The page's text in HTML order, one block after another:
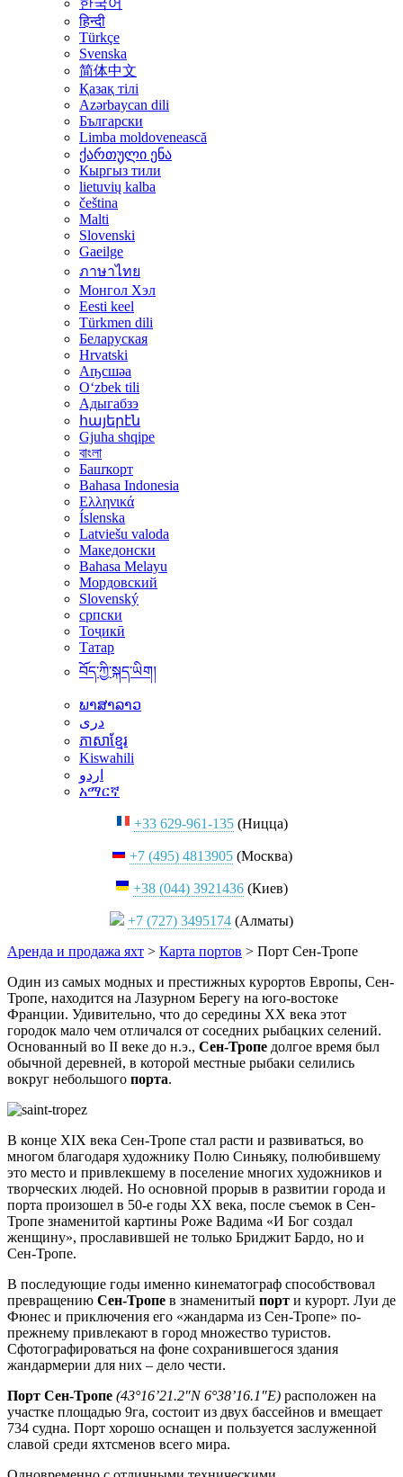
한국어
हिन्दी
Türkçe
Svenska
简体中文
Қазақ тілі
Azərbaycan dili
Български
Limba moldovenească
ქართული ენა
Кыргы́з тили
lietuvių kalba
čeština
Malti
Slovenski
Gaeilge
ภาษาไทย
Монгол Хэл
Eesti keel
Türkmen dili
Беларуская
Hrvatski
Аҧсшәа
Oʻzbek tili
Адыгабзэ
հայերէն
Gjuha shqipe
বাংলা
Башҡорт
Bahasa Indonesia
Ελληνικά
Íslenska
Latviešu valoda
Македонски
Bahasa Melayu
Мордовский
Slovenský
српски
Тоҷикӣ
Татар
བོད་ཀྱི་སྐད་ཡིག།
ພາສາລາວ
دری
ភាសាខ្មែរ
Kiswahili
اردو
አማርኛ
+33 629-961-135(Ницца)
+7 (495) 4813905(Москва)
+38 (044) 3921436 (Киев)
+7 (727) 3495174 (Алматы)
Аренда и продажа яхт > Карта портов > Порт Сен-Тропе
Один из самых модных и престижных курортов Европы, Сен-
Тропе, находится на Лазурном Берегу на юго-востоке
Франции. Удивительно, что до середины XX века этот
городок мало чем отличался от соседних рыбацких селений.
Основанный во II веке до н.э., Сен-Тропе долгое время был
обычной деревней, в которой местные рыбаки селились
вокруг небольшого порта.
В конце XIX века Сен-Тропе стал расти и развиваться, во
многом благодаря художнику Полю Синьяку, полюбившему
это место и привлекшему в поселение многих художников и
творческих людей. Но основной прорыв в развитии города и
порта произошел в 50-е годы XX века, после съемок в Сен-
Тропе знаменитой картины Роже Вадима «И Бог создал
женщину», прославившей не только Бриджит Бардо, но и
Сен-Тропе.
В последующие годы именно кинематограф способствовал
превращению Сен-Тропе в знаменитый порт и курорт. Луи де
Фюнес и приключения его «жандарма из Сен-Тропе» по-
прежнему привлекают в город множество туристов.
Сфотографироваться на фоне сохранившегося здания
жандармерии для них – дело чести.
Порт Сен-Тропе (43°16’21.2″N 6°38’16.1″E) расположен на
участке площадью 9га, состоит из двух бассейнов и вмещает
734 судна. Порт хорошо оснащен и пользуется заслуженной
славой среди яхтсменов всего мира.